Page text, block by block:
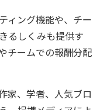
ィング機能や、チー
るしくみも提供す
チームでの報酬分配
家、学者、人気ブロ